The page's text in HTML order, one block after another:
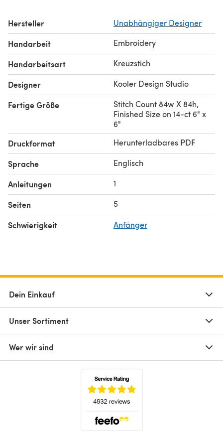
Hersteller Unabhängiger Designer
Handarbeit Embroidery
Handarbeitsart Kreuzstich
Designer Kooler Design Studio
Fertige Größe
Stitch Count 84w X 84h,
Finished Size on 14-ct 6" x
6"
Druckformat Herunterladbares PDF
Sprache Englisch
Anleitungen 1
Seiten 5
Schwierigkeit Anfänger
Dein Einkauf
Unser Sortiment
Wer wir sind